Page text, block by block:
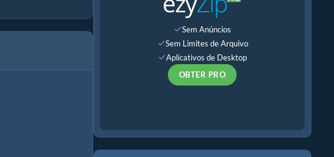
Sem Anúncios
Sem Limites de Arquivo
Aplicativos de Desktop
OBTER PRO